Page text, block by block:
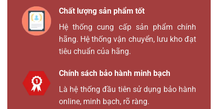
Chất lượng sản phẩm tốt
Hệ thống cung cấp sản phẩm chính
hãng. Hệ thống vận chuyển, lưu kho đạt
tiêu chuẩn của hãng.
Chính sách bảo hành minh bạch
Là hệ thống đầu tiên sử dụng bảo hành
online, minh bạch, rõ ràng.